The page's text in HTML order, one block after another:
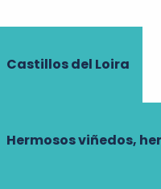
Castillos del Loira
Hermosos viñedos,